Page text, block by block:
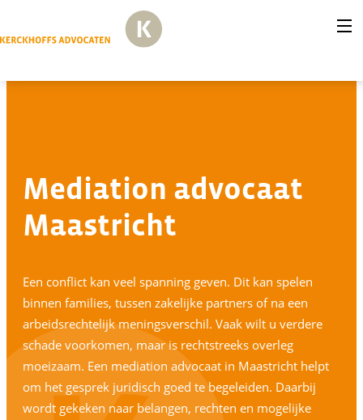
Mediation advocaat
Maastricht
Een conflict kan veel spanning geven. Dit kan spelen
binnen families, tussen zakelijke partners of na een
arbeidsrechtelijk meningsverschil. Vaak wilt u verdere
schade voorkomen, maar is rechtstreeks overleg
moeizaam. Een mediation advocaat in Maastricht helpt
om het gesprek juridisch goed te begeleiden. Daarbij
wordt gekeken naar belangen, rechten en mogelijke